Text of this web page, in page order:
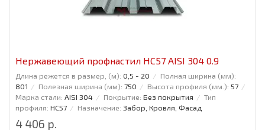
Нержавеющий профнастил НС57 AISI 304 0.9
Длина режется в размер, (м): 0,5 - 20
Полная ширина (мм):
801
Полезная ширина (мм): 750 Высота профиля (мм.): 57
Марка стали: AISI 304 Покрытие: Без покрытия
Тип
профиля: НС57 Назначение: Забор, Кровля, Фасад
4 406 р.